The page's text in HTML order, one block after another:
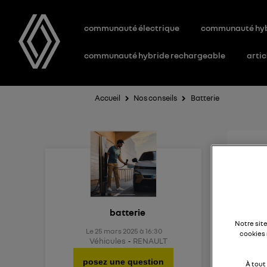
communauté électrique communauté
communauté hybride rechargeable
Accueil Nos conseils Batterie
batterie
Le 25 mars 2025 à 16:30
Véhicules RENAULT
posez une question
Notre
cookies
À tout